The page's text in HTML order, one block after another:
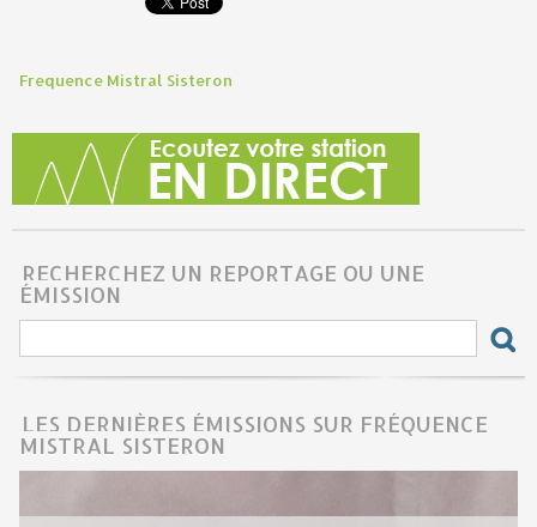
Frequence Mistral Sisteron
RECHERCHEZ UN REPORTAGE OU UNE
ÉMISSION
LES DERNIÈRES ÉMISSIONS SUR FRÉQUENCE
MISTRAL SISTERON